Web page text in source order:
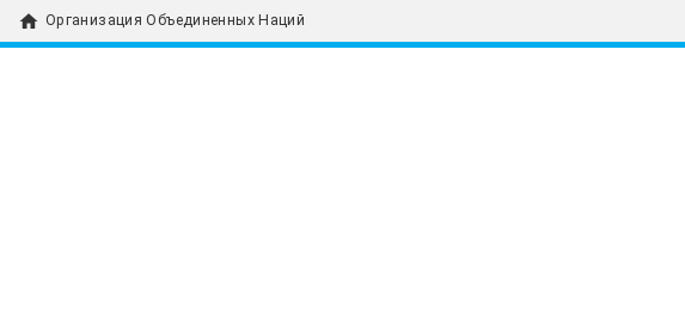
home Организация Объединенных Наций